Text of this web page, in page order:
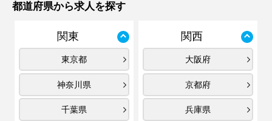
都道府県から求人を探す
関東
東京都
神奈川県
千葉県
関西
大阪府
京都府
兵庫県